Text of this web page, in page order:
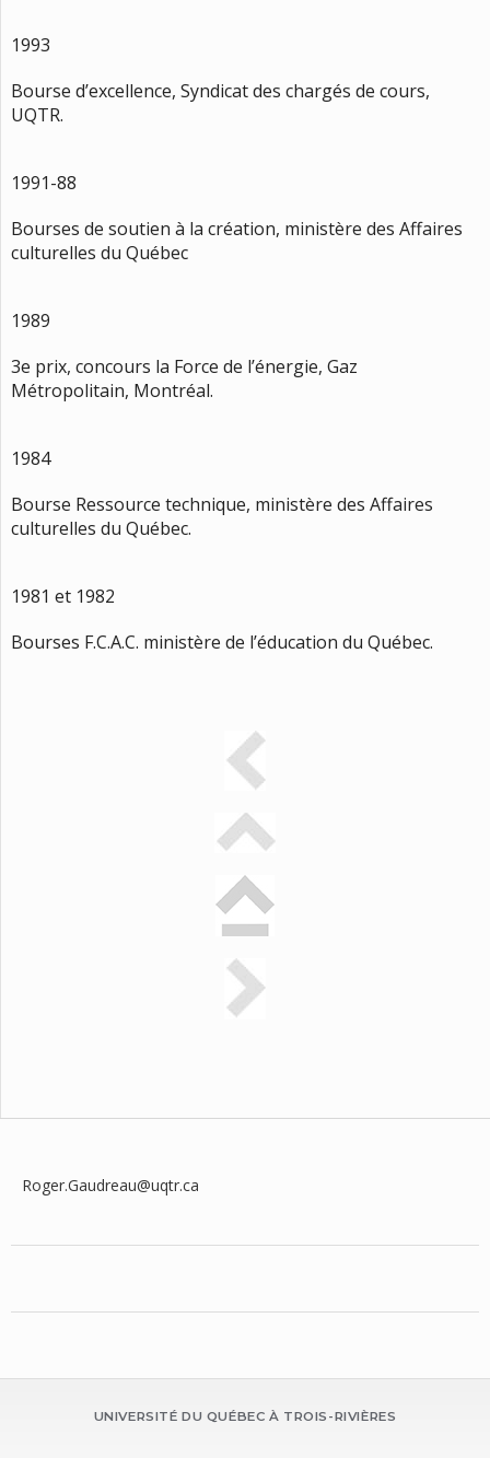
1993
Bourse d’excellence, Syndicat des chargés de cours,
UQTR.
1991-88
Bourses de soutien à la création, ministère des Affaires
culturelles du Québec
1989
3e prix, concours la Force de l’énergie, Gaz
Métropolitain, Montréal.
1984
Bourse Ressource technique, ministère des Affaires
culturelles du Québec.
1981 et 1982
Bourses F.C.A.C. ministère de l’éducation du Québec.
Roger.Gaudreau@uqtr.ca
UNIVERSITÉ DU QUÉBEC À TROIS-RIVIÈRES